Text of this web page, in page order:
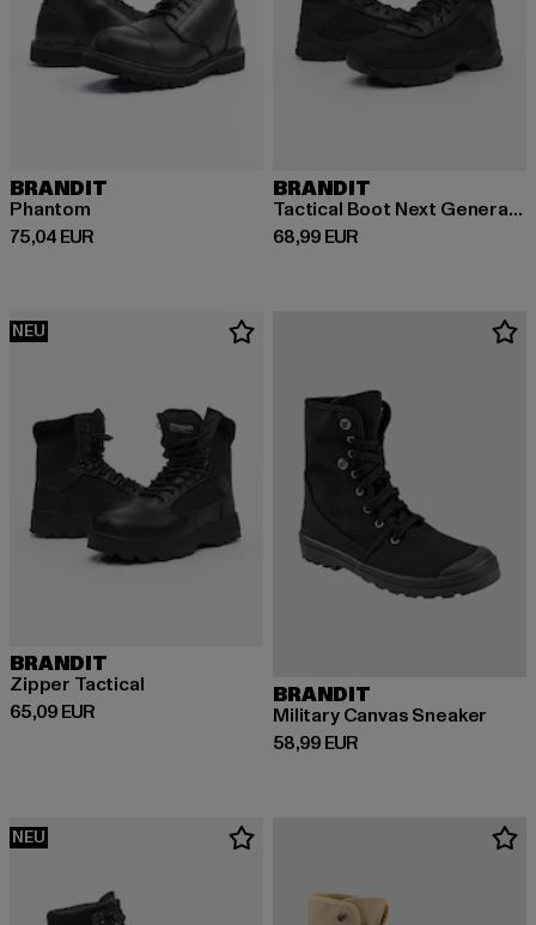
BRANDIT
Phantom
75,04 EUR
Derzeitiger Preis: 75,04 EUR
BRANDIT
Tactical Boot Next Generation
68,99 EUR
Derzeitiger Preis: 68,99 EUR
NEU
BRANDIT
Zipper Tactical
65,09 EUR
Derzeitiger Preis: 65,09 EUR
BRANDIT
Military Canvas Sneaker
58,99 EUR
Derzeitiger Preis: 58,99 EUR
NEU